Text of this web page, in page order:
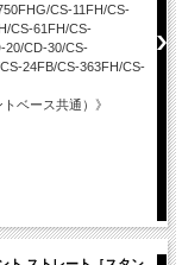
CS-11FH/CS-
CS-61FH/CS-
20/CD-30/CS-
24FB/CS-363FH/CS-
ベース共通）》